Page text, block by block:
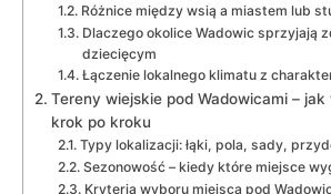
Różnice między wsią a miastem lub
Dlaczego okolice Wadowic sprzyjają
dziecięcym
Łączenie lokalnego klimatu z
Tereny wiejskie pod Wadowicami –
krok po kroku
Typy lokalizacji: łąki, pola, sady,
Sezonowość – kiedy które miejsce
Kryteria wyboru miejsca pod